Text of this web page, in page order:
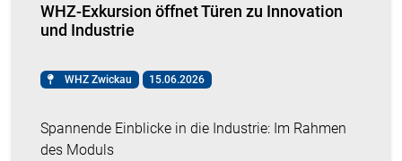
WHZ-Exkursion öffnet Türen zu Innovation
und Industrie
WHZ Zwickau 15.06.2026
Spannende Einblicke in die Industrie: Im Rahmen
des Moduls